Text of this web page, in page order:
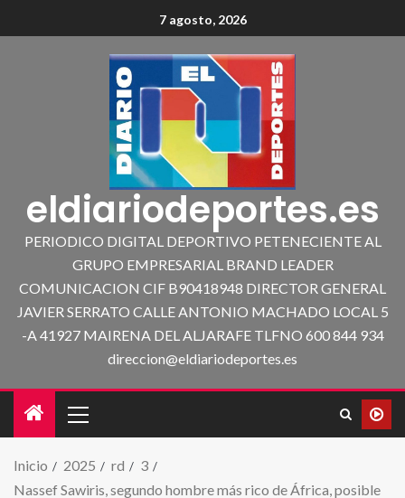
7 agosto, 2026
eldiariodeportes.es
PERIODICO DIGITAL DEPORTIVO PETENECIENTE AL
GRUPO EMPRESARIAL BRAND LEADER
COMUNICACION CIF B90418948 DIRECTOR GENERAL
JAVIER SERRATO CALLE ANTONIO MACHADO LOCAL 5
-A 41927 MAIRENA DEL ALJARAFE TLFNO 600 844 934
direccion@eldiariodeportes.es
Inicio 2025 rd
3
Nassef Sawiris, segundo hombre más rico de África, posible